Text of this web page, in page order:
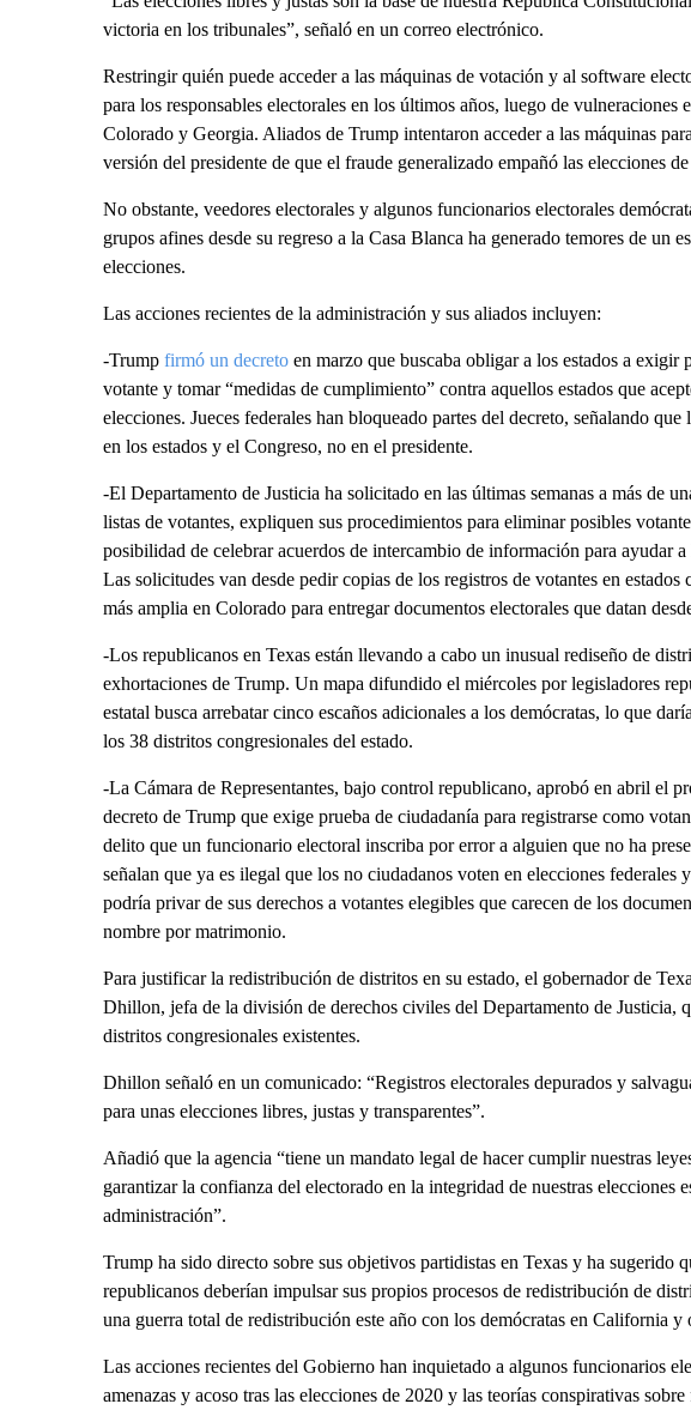
victoria en los tribunales”, señaló en un correo electrónico.
Restringir quién puede acceder a las máquinas de votación y al software
para los responsables electorales en los últimos años, luego de vulneraciones
Colorado y Georgia. Aliados de Trump intentaron acceder a las máquinas
versión del presidente de que el fraude generalizado empañó las elecciones
No obstante, veedores electorales y algunos funcionarios electorales
grupos afines desde su regreso a la Casa Blanca ha generado temores de un
elecciones.
Las acciones recientes de la administración y sus aliados incluyen:
-Trump firmó un decretoen marzo que buscaba obligar a los estados a exigir
votante y tomar “medidas de cumplimiento” contra aquellos estados que
elecciones. Jueces federales han bloqueado partes del decreto, señalando
en los estados y el Congreso, no en el presidente.
-El Departamento de Justicia ha solicitado en las últimas semanas a más de
listas de votantes, expliquen sus procedimientos para eliminar posibles
posibilidad de celebrar acuerdos de intercambio de información para ayudar
Las solicitudes van desde pedir copias de los registros de votantes en
más amplia en Colorado para entregar documentos electorales que datan
-Los republicanos en Texas están llevando a cabo un inusual rediseño de
exhortaciones de Trump. Un mapa difundido el miércoles por legisladores
estatal busca arrebatar cinco escaños adicionales a los demócratas, lo que
los 38 distritos congresionales del estado.
-La Cámara de Representantes, bajo control republicano, aprobó en abril el
decreto de Trump que exige prueba de ciudadanía para registrarse como
delito que un funcionario electoral inscriba por error a alguien que no ha
señalan que ya es ilegal que los no ciudadanos voten en elecciones
podría privar de sus derechos a votantes elegibles que carecen de los
nombre por matrimonio.
Para justificar la redistribución de distritos en su estado, el gobernador de
Dhillon, jefa de la división de derechos civiles del Departamento de Justicia,
distritos congresionales existentes.
Dhillon señaló en un comunicado: “Registros electorales depurados y
para unas elecciones libres, justas y transparentes”.
Añadió que la agencia “tiene un mandato legal de hacer cumplir nuestras
garantizar la confianza del electorado en la integridad de nuestras elecciones
administración”.
Trump ha sido directo sobre sus objetivos partidistas en Texas y ha sugerido
republicanos deberían impulsar sus propios procesos de redistribución de
una guerra total de redistribución este año con los demócratas en California y
Las acciones recientes del Gobierno han inquietado a algunos funcionarios
amenazas y acoso tras las elecciones de 2020 y las teorías conspirativas